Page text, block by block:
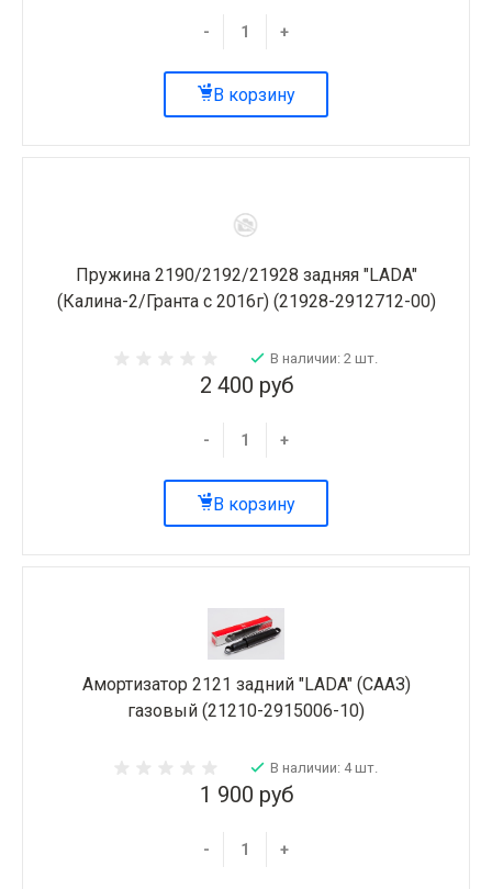
- +
В корзину
Пружина 2190/2192/21928 задняя "LADA"
(Калина-2/Гранта с 2016г) (21928-2912712-00)
В наличии: 2 шт.
2 400 руб
- +
В корзину
Амортизатор 2121 задний "LADA" (СААЗ)
газовый (21210-2915006-10)
В наличии: 4 шт.
1 900 руб
- +